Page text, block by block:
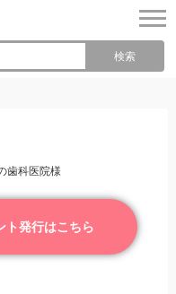
検索
歯科医院様
ト発行はこちら